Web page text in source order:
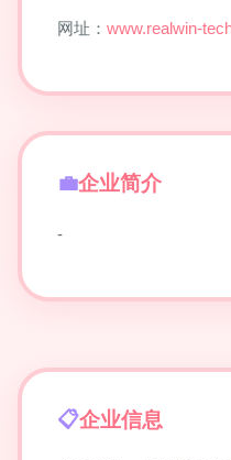
网址： www.realwin-
企业简介
-
企业信息